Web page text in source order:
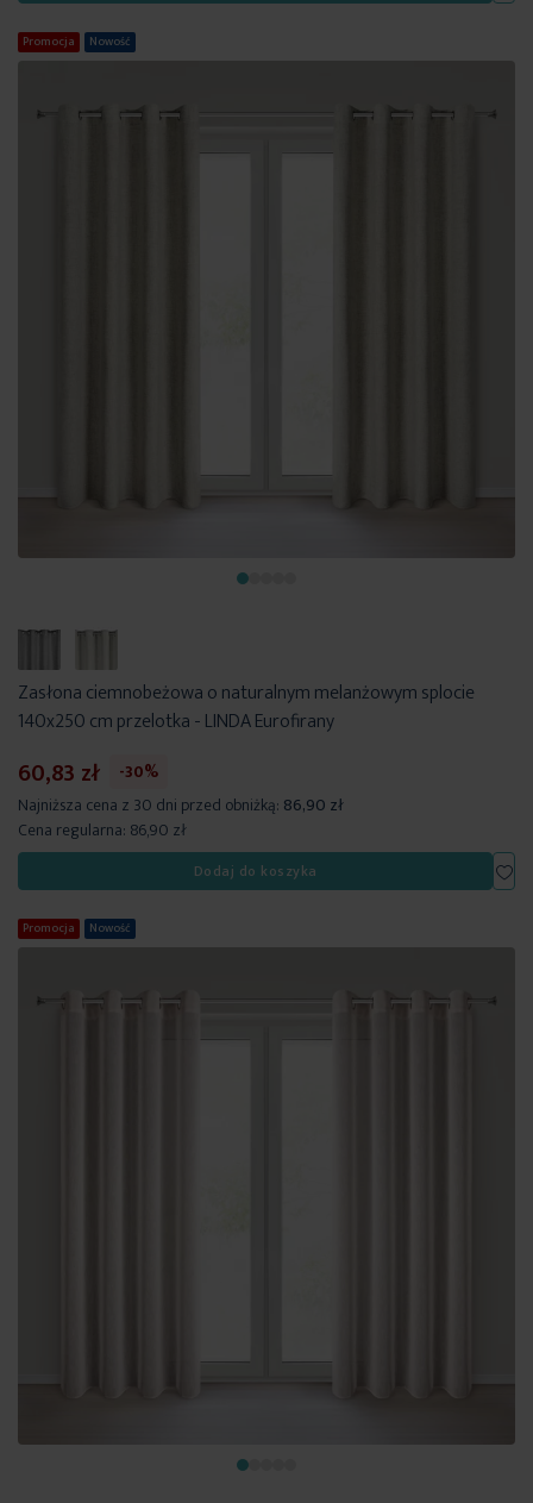
Promocja Nowość
Zasłona ciemnobeżowa o naturalnym melanżowym splocie
140x250 cm przelotka - LINDA Eurofirany
60,83 zł
-30%
Najniższa cena z 30 dni przed obniżką: 86,90 zł
Cena regularna: 86,90 zł
Dodaj do koszyka
Promocja Nowość